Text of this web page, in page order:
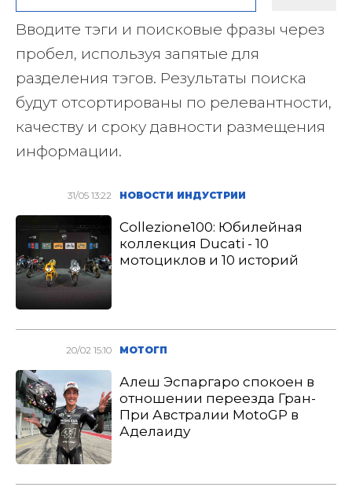
Вводите тэги и поисковые фразы через
пробел, используя запятые для
разделения тэгов. Результаты поиска
будут отсортированы по релевантности,
качеству и сроку давности размещения
информации.
31/05 13:22 НОВОСТИ ИНДУСТРИИ
Collezione100: Юбилейная
коллекция Ducati - 10
мотоциклов и 10 историй
20/02 15:10 МОТОГП
Алеш Эспаргаро спокоен в
отношении переезда Гран-
При Австралии MotoGP в
Аделаиду